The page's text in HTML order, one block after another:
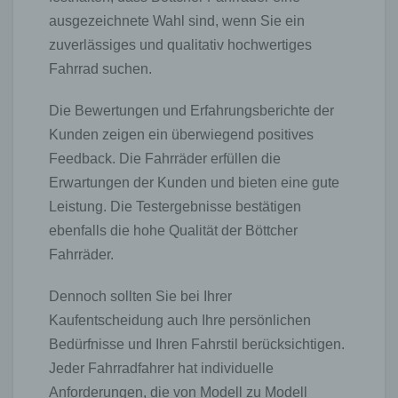
ausgezeichnete Wahl sind, wenn Sie ein
zuverlässiges und qualitativ hochwertiges
Fahrrad suchen.
Die Bewertungen und Erfahrungsberichte der
Kunden zeigen ein überwiegend positives
Feedback. Die Fahrräder erfüllen die
Erwartungen der Kunden und bieten eine gute
Leistung. Die Testergebnisse bestätigen
ebenfalls die hohe Qualität der Böttcher
Fahrräder.
Dennoch sollten Sie bei Ihrer
Kaufentscheidung auch Ihre persönlichen
Bedürfnisse und Ihren Fahrstil berücksichtigen.
Jeder Fahrradfahrer hat individuelle
Anforderungen, die von Modell zu Modell
der Internetseite des für die Verarbeitung
Verantwortlichen unter Angabe von
personenbezogenen Daten zu registrieren. Welche
personenbezogenen Daten dabei an den für die
ergibt sich aus der jeweiligen Eingabemaske, die
für die Registrierung verwendet wird. Die von der
betroffenen Person eingegebenen
personenbezogenen Daten werden ausschließlich
für die interne Verwendung bei dem für die
Verarbeitung Verantwortlichen und für eigene
Zwecke erhoben und gespeichert. Der für die
Verarbeitung Verantwortliche kann die Weitergabe
beispielsweise einen Paketdienstleister,
ebenfalls ausschließlich für eine interne
Verwendung, die dem für die Verarbeitung
Durch eine Registrierung auf der Internetseite des
für die Verarbeitung Verantwortlichen wird ferner